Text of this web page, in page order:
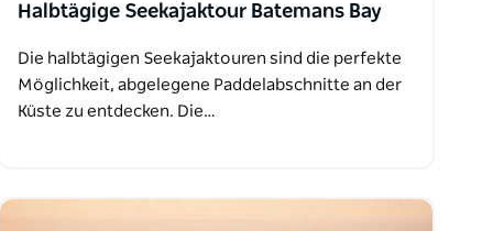
Halbtägige Seekajaktour Batemans Bay
Die halbtägigen Seekajaktouren sind die perfekte
Möglichkeit, abgelegene Paddelabschnitte an der
Küste zu entdecken. Die…